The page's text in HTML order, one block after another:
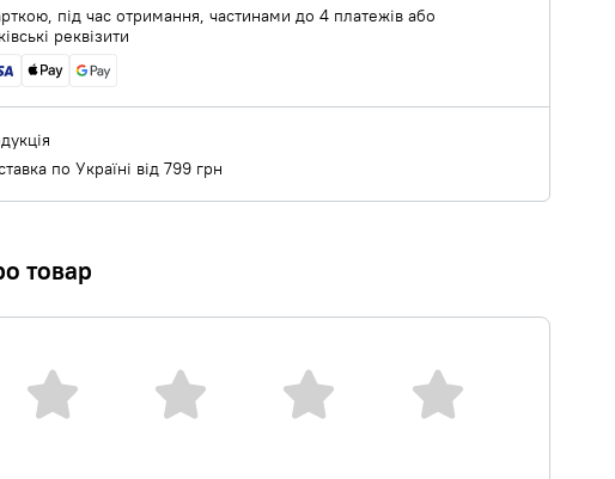
під час отримання, частинами до 4 платежів або
реквізити
по Україні від 799 грн
товар